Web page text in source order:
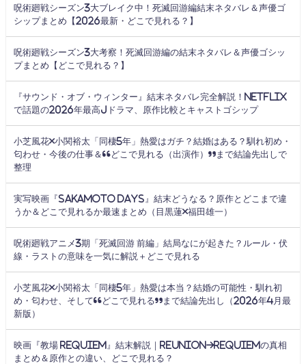
呪術廻戦シーズン3大ブレイク中！死滅回游編結末ネタバレ＆声優ゴ
シップまとめ【2026最新・どこで見れる？】
呪術廻戦シーズン3大考察！死滅回游編の結末ネタバレ＆声優ゴシッ
プまとめ【どこで見れる？】
『サウンド・オブ・ウィンター』結末ネタバレ完全解説！Netflix
で話題の2026年最高Jドラマ、原作比較とキャストゴシップ
小芝風花×小関裕太「同棲5年」熱愛はガチ？結婚はある？馴れ初め・
匂わせ・今後の仕事＆“どこで見れる（出演作）”まで結論先出しで
整理
実写映画『SAKAMOTO DAYS』結末どうなる？原作とどこまで違
うか＆どこで見れるか最速まとめ（目黒蓮×福田雄一）
呪術廻戦アニメ3期「死滅回游 前編」結局なにが起きた？ルール・伏
線・ラストの意味を一気に解説＋どこで見れる
小芝風花×小関裕太「同棲5年」熱愛は本当？結婚の可能性・馴れ初
め・匂わせ、そして“どこで見れる”まで結論先出し（2026年4月最
新版）
映画『教場 Requiem』結末解説｜Reunion→Requiemの真相
まとめ＆原作との違い、どこで見れる？